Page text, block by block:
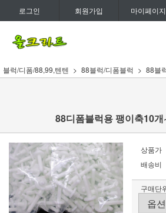
로그인 회원가입 마이페이지
블럭/디폼/88,99,텐텐 88블럭/디폼블럭 88블
88디폼블럭용 팽이축10
상품가
배송비
구매단